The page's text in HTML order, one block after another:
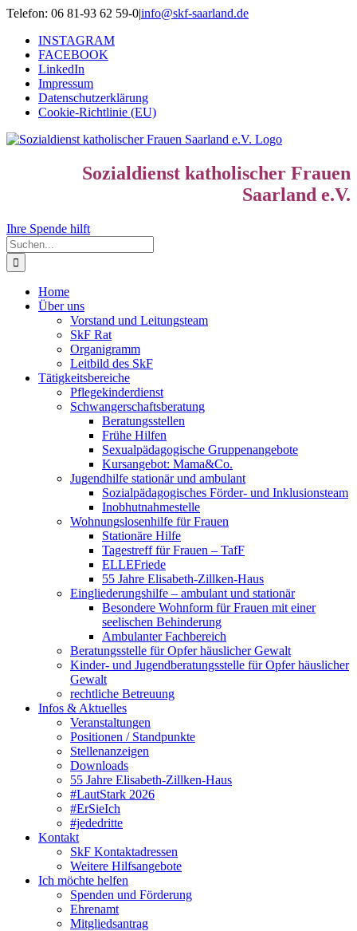
Zum
springen
Telefon: 06 81-93 62 59-0|info@skf-saarland.de
INSTAGRAM
FACEBOOK
LinkedIn
Impressum
Datenschutzerklärung
Cookie-Richtlinie (EU)
Sozialdienst katholischer Frauen
Saarland e.V.
Ihre Spende hilft
Suche
nach:
Home
Über uns
Vorstand und Leitungsteam
SkF Rat
Organigramm
Leitbild des SkF
Tätigkeitsbereiche
Pflegekinderdienst
Schwangerschaftsberatung
Beratungsstellen
Frühe Hilfen
Sexualpädagogische Gruppenangebote
Kursangebot: Mama&Co.
Jugendhilfe stationär und ambulant
Sozialpädagogisches Förder- und Inklusionsteam
Inobhutnahmestelle
Wohnungslosenhilfe für Frauen
Stationäre Hilfe
Tagestreff für Frauen – TafF
ELLEFriede
55 Jahre Elisabeth-Zillken-Haus
Eingliederungshilfe – ambulant und stationär
Besondere Wohnform für Frauen mit einer
seelischen Behinderung
Ambulanter Fachbereich
Beratungsstelle für Opfer häuslicher Gewalt
Kinder- und Jugendberatungsstelle für Opfer häuslicher
Gewalt
rechtliche Betreuung
Infos & Aktuelles
Veranstaltungen
Positionen / Standpunkte
Stellenanzeigen
Downloads
55 Jahre Elisabeth-Zillken-Haus
#LautStark 2026
#ErSieIch
#jededritte
Kontakt
SkF Kontaktadressen
Weitere Hilfsangebote
Ich möchte helfen
Spenden und Förderung
Ehrenamt
Mitgliedsantrag